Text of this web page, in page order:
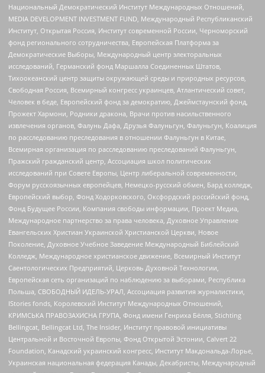
Национальный Демократический Институт Международных Отношений,
MEDIA DEVELOPMENT INVESTMENT FUND, Международный Республиканский
Институт, Открытая Россия, Институт современной России, Черноморский
фонд регионального сотрудничества, Европейская Платформа за
Демократические Выборы, Международный центр электоральных
исследований, Германский фонд Маршалла Соединенных Штатов,
Тихоокеанский центр защиты окружающей среды и природных ресурсов,
Свободная Россия, Всемирный конгресс украинцев, Атлантический совет,
Человек в беде, Европейский фонд за демократию, Джеймстаунский фонд,
Прожект Хармони, Родники дракона, Врачи против насильственного
извлечения органов, Фалунь Дафа, Друзья Фалуньгун, Фалуньгун, Коалиция
по расследованию преследования в отношении Фалуньгун в Китае,
Всемирная организация по расследованию преследований Фалуньгун,
Пражский гражданский центр, Ассоциация школ политических
исследований при Совете Европы, Центр либеральной современности,
Форум русскоязычных европейцев, Немецко-русский обмен, Бард колледж,
Европейский выбор, Фонд Ходорковского, Оксфордский российский фонд,
Фонд Будущее России, Компания свободы информации, Проект Медиа,
Международное партнерство за права человека, Духовное Управление
Евангельских Христиан Украинской Христианской Церкви, Новое
Поколение, Духовное Учебное Заведение Международный Библейский
Колледж, Международное христианское движение, Всемирный Институт
Саентологических Предприятий, Церковь Духовной Технологии,
Европейская сеть организаций по наблюдению за выборами, Республика
Польша, СВОБОДНЫЙ ИДЕЛЬ-УРАЛ, Ассоциация развития журналистики,
IStories fonds, Королевский Институт Международных Отношений,
КРИМСЬКА ПРАВОЗАХИСНА ГРУПА, Фонд имени Генриха Бёлля, Stichting
Bellingcat, Bellingcat Ltd, The Insider, Институт правовой инициативы
Центральной и Восточной Европы, Фонд Открытой Эстонии, Calvert 22
Foundation, Канадский украинский конгресс, Институт Макдональда-Лорье,
Украинская национальная федерация Канады, Декабристы, Международный